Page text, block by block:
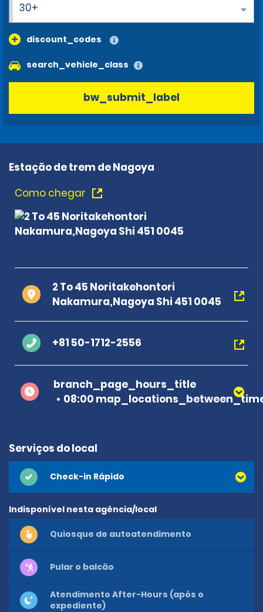
30+
discount_codes
search_vehicle_class
bw_submit_label
Estação de trem de Nagoya
Como chegar
2 To 45 Noritakehontori
Nakamura,Nagoya Shi 451 0045
+81 50-1712-2556
branch_page_hours_title
08:00
Serviços do local
Check-in Rápido
Indisponível nesta agência/local
Quiosque de autoatendimento
Pular o balcão
Atendimento After-Hours (após o
expediente)